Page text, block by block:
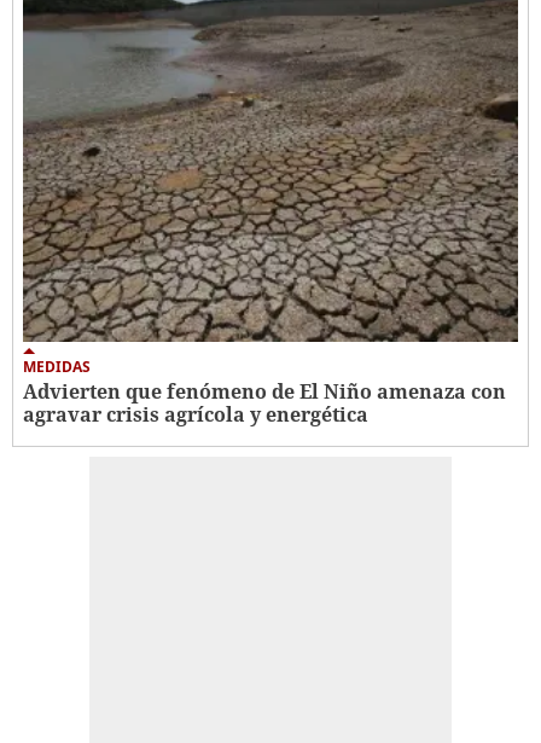
MEDIDAS
Advierten que fenómeno de El Niño amenaza con
agravar crisis agrícola y energética